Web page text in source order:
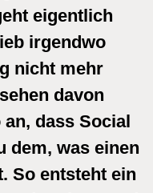
eigentlich
irgendwo
nicht mehr
davon
dass Social
dem, was einen
So entsteht ein